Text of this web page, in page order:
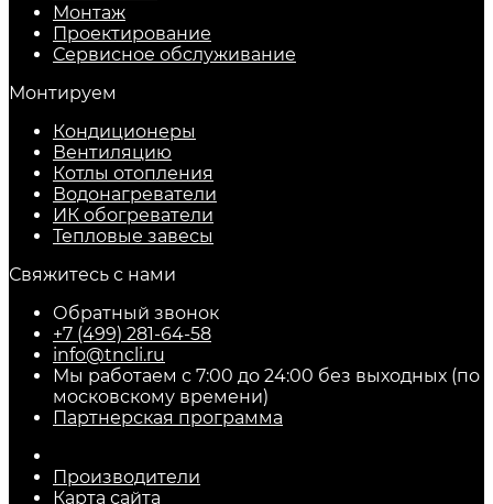
Монтаж
Проектирование
Сервисное обслуживание
Монтируем
Кондиционеры
Вентиляцию
Котлы отопления
Водонагреватели
ИК обогреватели
Тепловые завесы
Свяжитесь с нами
Обратный звонок
+7 (499) 281-64-58
info@tncli.ru
Мы работаем с 7:00 до 24:00 без выходных (по
московскому времени)
Партнерская программа
Производители
Карта сайта